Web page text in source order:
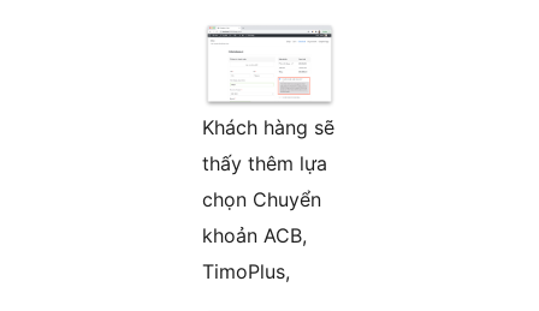
Khách hàng sẽ
thấy thêm lựa
chọn Chuyển
khoản ACB,
TimoPlus,